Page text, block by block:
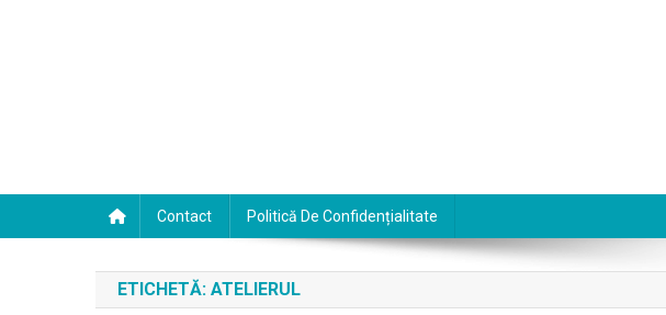
Contact Politică De Confidențialitate
ETICHETĂ: ATELIERUL